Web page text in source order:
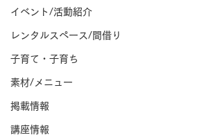
イベント/活動紹介
レンタルスペース/間借り
子育て・子育ち
素材/メニュー
掲載情報
講座情報